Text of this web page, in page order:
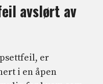
avslørt av
er
i en åpen